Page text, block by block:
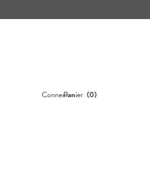
Connexion
Panier (0)